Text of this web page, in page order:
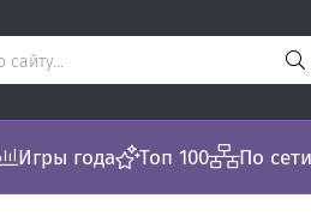
Игры года Топ 100 По сети